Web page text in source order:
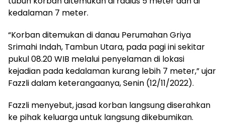
kedalaman 7 meter.
“Korban ditemukan di danau Perumahan Griya
Srimahi Indah, Tambun Utara, pada pagi ini sekitar
pukul 08.20 WIB melalui penyelaman di lokasi
kejadian pada kedalaman kurang lebih 7 meter,” ujar
Fazzli dalam keterangaanya, Senin (12/11/2022).
Fazzli menyebut, jasad korban langsung diserahkan
ke pihak keluarga untuk langsung dikebumikan.